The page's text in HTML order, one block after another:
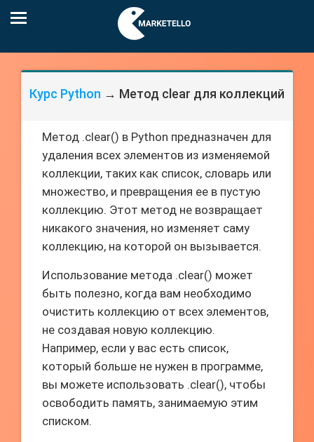
Курс Python → Метод clear для коллекций
Метод .clear() в Python предназначен для
удаления всех элементов из изменяемой
коллекции, таких как список, словарь или
множество, и превращения ее в пустую
коллекцию. Этот метод не возвращает
никакого значения, но изменяет саму
коллекцию, на которой он вызывается.
Использование метода .clear() может
быть полезно, когда вам необходимо
очистить коллекцию от всех элементов,
не создавая новую коллекцию.
Например, если у вас есть список,
который больше не нужен в программе,
вы можете использовать .clear(), чтобы
освободить память, занимаемую этим
списком.